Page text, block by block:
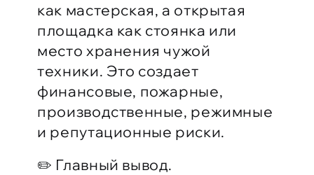
как мастерская, а открытая
площадка как стоянка или
место хранения чужой
техники. Это создает
финансовые, пожарные,
производственные, режимные
и репутационные риски.
✏️ Главный вывод.